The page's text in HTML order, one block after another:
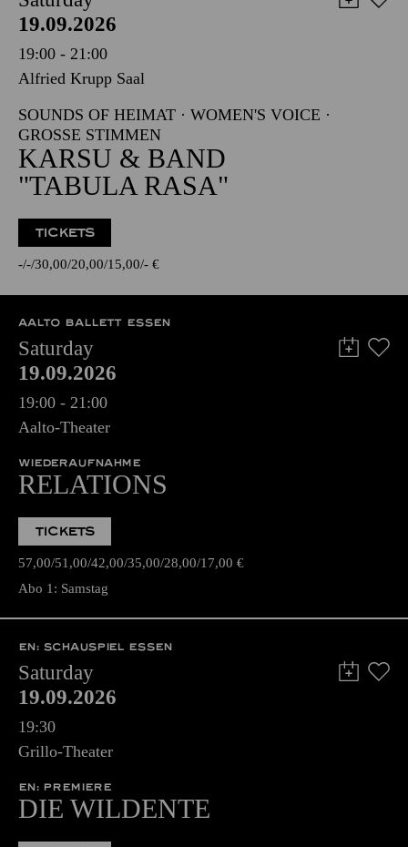
19.09.2026
19:00 - 21:00
Alfried Krupp Saal
SOUNDS OF HEIMAT · WOMEN'S VOICE ·
GROSSE STIMMEN
KARSU & BAND
"TABULA RASA"
TICKETS
- - 30,00 20,00 15,00 - €
AALTO BALLETT ESSEN
Saturday
19.09.2026
19:00 - 21:00
Aalto-Theater
WIEDERAUFNAHME
RELATIONS
TICKETS
57,00 51,00 42,00 35,00 28,00 17,00 €
Abo 1: Samstag
EN: SCHAUSPIEL ESSEN
Saturday
19.09.2026
19:30
Grillo-Theater
EN: PREMIERE
DIE WILDENTE